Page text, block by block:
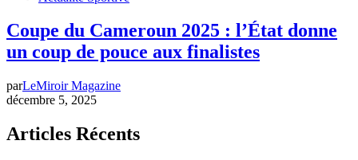
Coupe du Cameroun 2025 : l’État donne
un coup de pouce aux finalistes
parLeMiroir Magazine
décembre 5, 2025
Articles Récents